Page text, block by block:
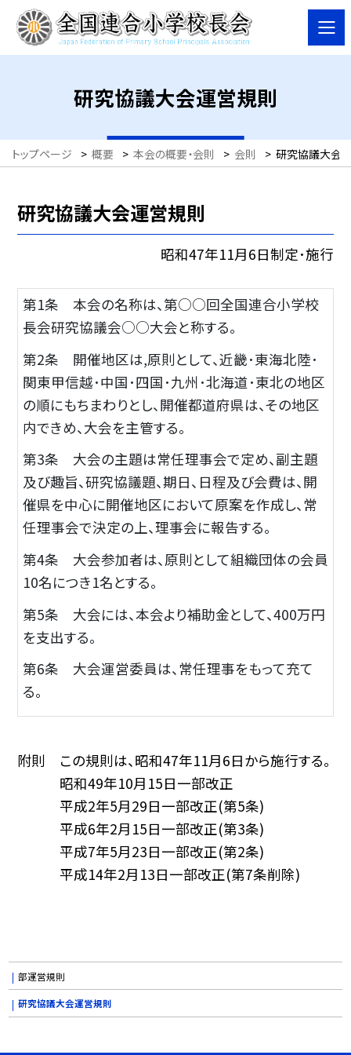
研究協議大会運営規則
トップページ > 概要 > 本会の概要・会則 > 会則 > 研究協議大会
研究協議大会運営規則
昭和47年11月6日制定･施行
第1条 本会の名称は、第○○回全国連合小学校
長会研究協議会○○大会と称する。
第2条 開催地区は,原則として、近畿･東海北陸･
関東甲信越･中国･四国･九州･北海道･東北の地区
の順にもちまわりとし、開催都道府県は、その地区
内できめ、大会を主管する。
第3条 大会の主題は常任理事会で定め、副主題
及び趣旨、研究協議題、期日、日程及び会費は、開
催県を中心に開催地区において原案を作成し、常
任理事会で決定の上、理事会に報告する。
第4条 大会参加者は、原則として組織団体の会員
10名につき1名とする。
第5条 大会には、本会より補助金として、400万円
を支出する。
第6条 大会運営委員は、常任理事をもって充て
る。
附則 この規則は、昭和47年11月6日から施行する。
昭和49年10月15日一部改正
平成2年5月29日一部改正(第5条)
平成6年2月15日一部改正(第3条)
平成7年5月23日一部改正(第2条)
平成14年2月13日一部改正(第7条削除)
部運営規則
研究協議大会運営規則